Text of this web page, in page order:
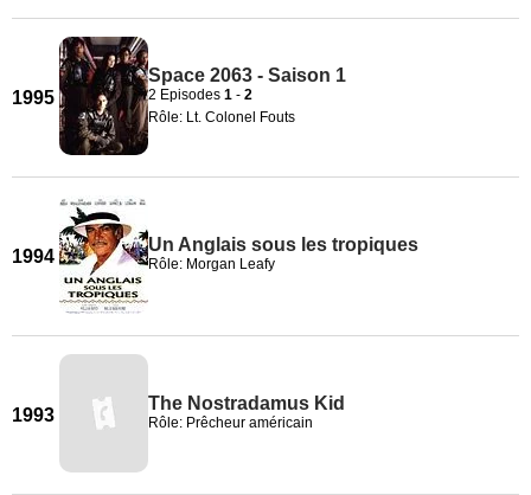
1995
Space 2063 - Saison 1
2 Episodes 1 - 2
Rôle: Lt. Colonel Fouts
1994
Un Anglais sous les tropiques
Rôle: Morgan Leafy
1993
The Nostradamus Kid
Rôle: Prêcheur américain